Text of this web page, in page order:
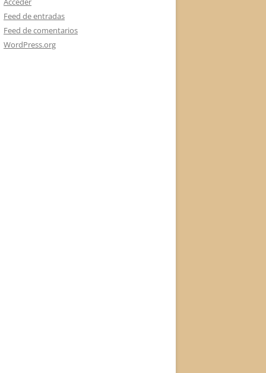
Feed de entradas
Feed de comentarios
WordPress.org